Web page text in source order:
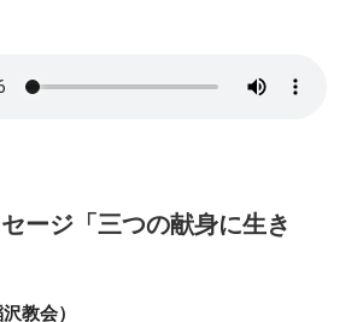
ージ「三つの献身に生き
教会）